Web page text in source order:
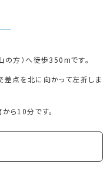
の方）へ徒歩350mです。
点を北に向かって左折しま
ら10分です。